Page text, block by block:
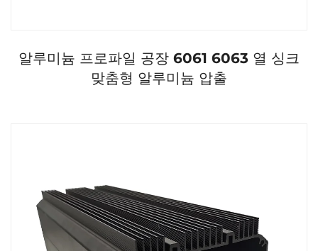
알루미늄 프로파일 공장 6061 6063 열 싱크
맞춤형 알루미늄 압출